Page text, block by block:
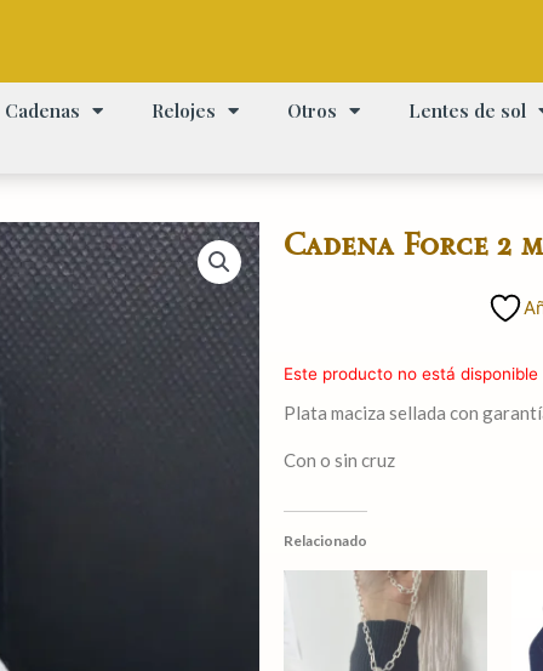
Cadenas Relojes Otros Lentes de sol
Cadena Force 2
Este producto no está
Plata maciza sellada con
Con o sin cruz
Relacionado